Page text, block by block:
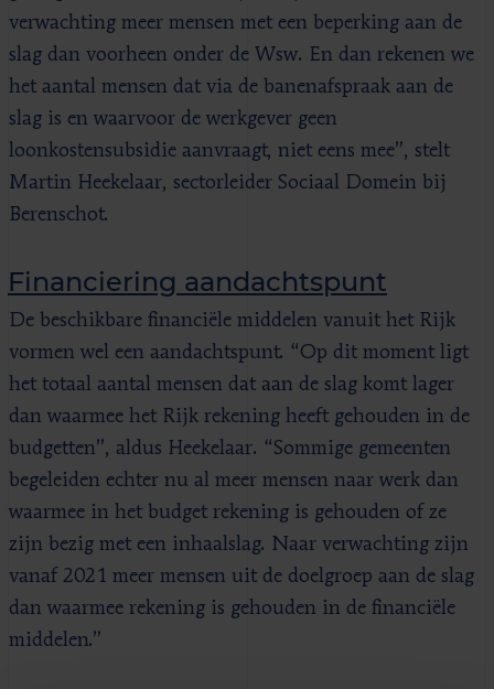
verwachting meer mensen met een beperking aan de
slag dan voorheen onder de Wsw. En dan rekenen we
het aantal mensen dat via de banenafspraak aan de
slag is en waarvoor de werkgever geen
loonkostensubsidie aanvraagt, niet eens mee”, stelt
Martin Heekelaar, sectorleider Sociaal Domein bij
Berenschot.
Financiering aandachtspunt
De beschikbare financiële middelen vanuit het Rijk
vormen wel een aandachtspunt. “Op dit moment ligt
het totaal aantal mensen dat aan de slag komt lager
dan waarmee het Rijk rekening heeft gehouden in de
budgetten”, aldus Heekelaar. “Sommige gemeenten
begeleiden echter nu al meer mensen naar werk dan
waarmee in het budget rekening is gehouden of ze
zijn bezig met een inhaalslag. Naar verwachting zijn
vanaf 2021 meer mensen uit de doelgroep aan de slag
dan waarmee rekening is gehouden in de financiële
middelen.”